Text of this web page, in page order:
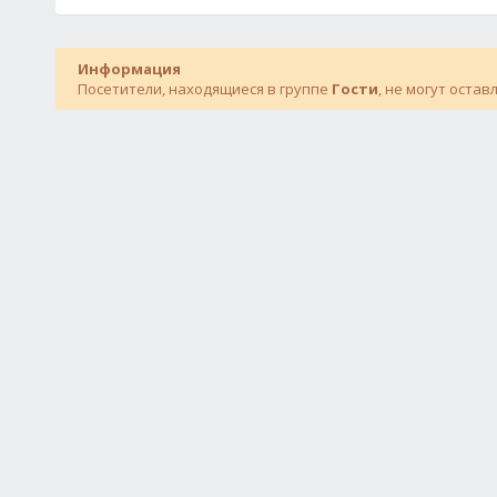
Информация
Посетители, находящиеся в группе Гости, не могут